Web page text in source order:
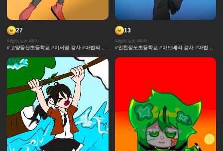
27
마법의 노트 4주차
#고양동산초등학교 #이서영 강사 #마법의 노
채색기법 #연출
13
마법의 노트 4주차
#인천장도초등학교 #아트베리 강사 #마법의
콘티 #날씨 #캐릭터 #아이돌 #액션 #컷만화